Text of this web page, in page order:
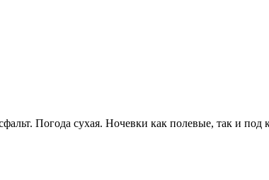
Погода сухая. Ночевки как полевые, так и